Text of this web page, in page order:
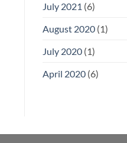
July 2021 (6)
August 2020(1)
July 2020(1)
April 2020(6)